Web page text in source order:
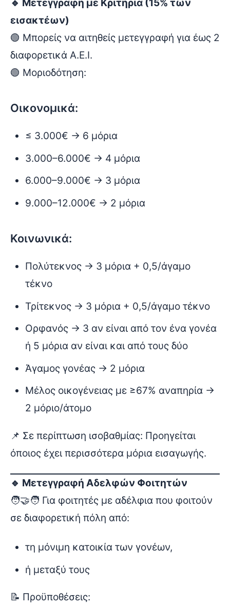
🔹 Μετεγγραφή με Κριτήρια (15% των
εισακτέων)
🟢 Μπορείς να αιτηθείς μετεγγραφή για έως 2
διαφορετικά Α.Ε.Ι.
🟢 Μοριοδότηση:
Οικονομικά:
≤ 3.000€ → 6 μόρια
3.000–6.000€ → 4 μόρια
6.000–9.000€ → 3 μόρια
9.000–12.000€ → 2 μόρια
Κοινωνικά:
Πολύτεκνος → 3 μόρια + 0,5/άγαμο
τέκνο
Τρίτεκνος → 3 μόρια + 0,5/άγαμο τέκνο
Ορφανός → 3 αν είναι από τον ένα γονέα
ή 5 μόρια αν είναι και από τους δύο
Άγαμος γονέας → 2 μόρια
Μέλος οικογένειας με ≥67% αναπηρία →
2 μόριο/άτομο
📌 Σε περίπτωση ισοβαθμίας: Προηγείται
όποιος έχει περισσότερα μόρια εισαγωγής.
🔹 Μετεγγραφή Αδελφών Φοιτητών
🧑‍🤝‍🧑 Για φοιτητές με αδέλφια που φοιτούν
σε διαφορετική πόλη από:
τη μόνιμη κατοικία των γονέων,
ή μεταξύ τους
📝 Προϋποθέσεις: